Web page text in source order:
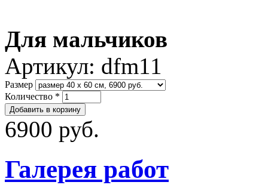
Для мальчиков
Артикул: dfm11
Размер
Количество *
6900 руб.
Галерея работ